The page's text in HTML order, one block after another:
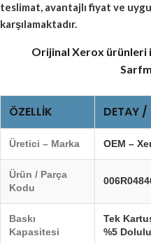
teslimat, avantajlı fiyat ve
karşılamaktadır.
Orijinal Xerox ürünleri
ÖZELLIK DETAY /
Üretici – Marka OEM –
Ürün / Parça
Kodu
Baskı
Kapasitesi
Tek
%5